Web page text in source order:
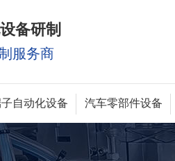
备研制
服务商
自动化设备 汽车零部件设备